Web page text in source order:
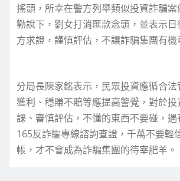
搖頭，所幸在警方列舉類似投資詐騙
勸說下，劉女打消匯款念頭，並表示
方求證，謹慎評估，不讓詐騙集團有機
分局長陳家銘表示，民眾投資應循合
獲利、穩賺不賠等應提高警覺，對於
課、審慎評估，不懂的東西不要碰，
165反詐騙專線諮詢查證，千萬不要輕
帳，才不會成為詐騙集團的待宰肥羊。